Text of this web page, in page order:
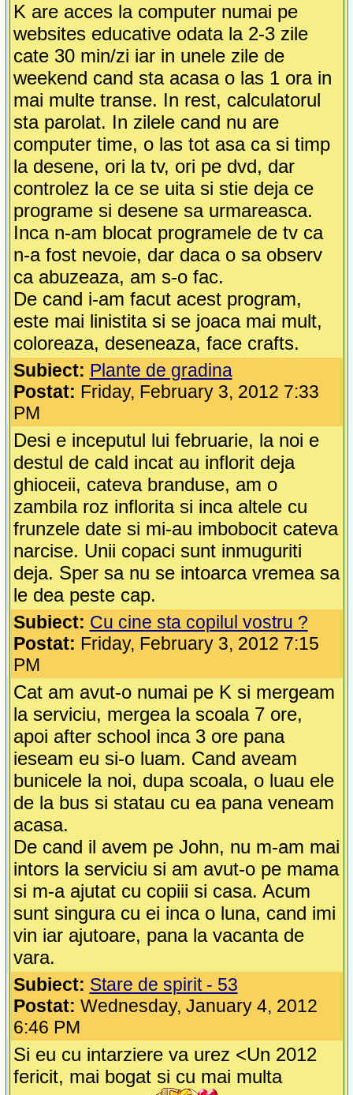
K are acces la computer numai pe
websites educative odata la 2-3 zile
cate 30 min/zi iar in unele zile de
weekend cand sta acasa o las 1 ora in
mai multe transe. In rest, calculatorul
sta parolat. In zilele cand nu are
computer time, o las tot asa ca si timp
la desene, ori la tv, ori pe dvd, dar
controlez la ce se uita si stie deja ce
programe si desene sa urmareasca.
Inca n-am blocat programele de tv ca
n-a fost nevoie, dar daca o sa observ
ca abuzeaza, am s-o fac.
De cand i-am facut acest program,
este mai linistita si se joaca mai mult,
coloreaza, deseneaza, face crafts.
Subiect: Plante de gradina
Postat: Friday, February 3, 2012 7:33
PM
Desi e inceputul lui februarie, la noi e
destul de cald incat au inflorit deja
ghioceii, cateva branduse, am o
zambila roz inflorita si inca altele cu
frunzele date si mi-au imbobocit cateva
narcise. Unii copaci sunt inmuguriti
deja. Sper sa nu se intoarca vremea sa
le dea peste cap.
Subiect: Cu cine sta copilul vostru ?
Postat: Friday, February 3, 2012 7:15
PM
Cat am avut-o numai pe K si mergeam
la serviciu, mergea la scoala 7 ore,
apoi after school inca 3 ore pana
ieseam eu si-o luam. Cand aveam
bunicele la noi, dupa scoala, o luau ele
de la bus si statau cu ea pana veneam
acasa.
De cand il avem pe John, nu m-am mai
intors la serviciu si am avut-o pe mama
si m-a ajutat cu copiii si casa. Acum
sunt singura cu ei inca o luna, cand imi
vin iar ajutoare, pana la vacanta de
vara.
Subiect: Stare de spirit - 53
Postat: Wednesday, January 4, 2012
6:46 PM
Si eu cu intarziere va urez <Un 2012
fericit, mai bogat si cu mai multa